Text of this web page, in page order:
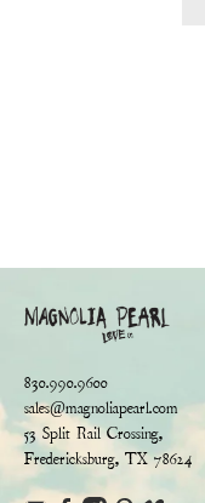
830.990.9600
sales@magnoliapearl.com
53 Split Rail Crossing,
Fredericksburg, TX 78624